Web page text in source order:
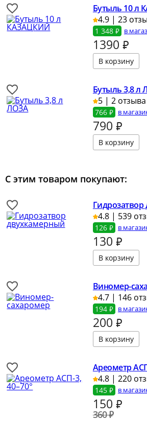
Бутыль 10 л
4.9 | 23
1 348 ₽ в
1390 ₽
Бутыль 3,8 л
5 | 2 отзыва
766 ₽ в
790 ₽
С этим товаром покупают:
4.8 | 539
126 ₽ в
130 ₽
Виномер-
4.7 | 146
194 ₽ в
200 ₽
Ареометр
4.8 | 220
145 ₽ в
150 ₽
360 ₽